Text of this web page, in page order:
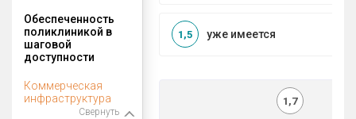
Обеспеченность
поликлиникой в
шаговой
доступности
уже имеется
1,5
Коммерческая
инфраструктура
Свернуть
1,7